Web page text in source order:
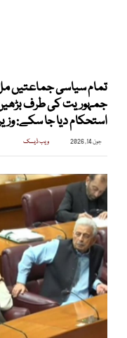
تمام سیاسی جماعتیں
جمہوریت کی طرف
استحکام دیا جا سکے:
جون 14, 2026 ویب ڈیسک